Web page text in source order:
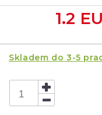
1.2
Skladem do 3-5